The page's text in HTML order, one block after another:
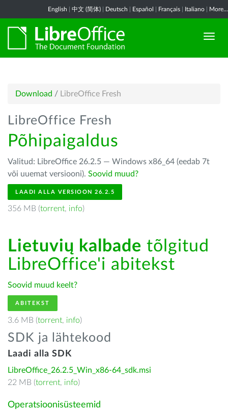
English 中文 (简体) Deutsch Español Français Italiano More...
Download / LibreOffice Fresh
LibreOffice Fresh
Põhipaigaldus
Valitud: LibreOffice 26.2.5 — Windows x86_64 (eedab 7t
või uuemat versiooni). Soovid muud?
LAADI ALLA VERSIOON 26.2.5
356 MB (torrent, info)
Lietuvių kalbade tõlgitud
LibreOffice'i abitekst
Soovid muud keelt?
ABITEKST
3.6 MB (torrent, info)
SDK ja lähtekood
Laadi alla SDK
LibreOffice_26.2.5_Win_x86-64_sdk.msi
22 MB (torrent, info)
Operatsioonisüsteemid